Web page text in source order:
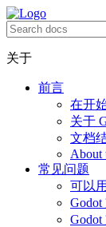
关于
前言
在开
关于
文档
About
常见问题
可以
Godot